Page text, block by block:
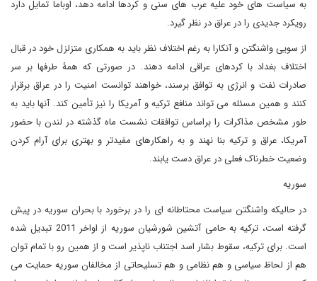
به سیاست های خود علیه عرب های سنی و کردها ادامه دهد، اوباما تمایل دارد
رویکرد جدیدی را در عراق در نظر گیرد.
از سویی واشنگتن و آنکارا به رغم اختلاف نظر باید به همکاری متزلزل خود در قبال
اختلاف بغداد با کردهای عراقی ادامه دهند. در صورتی که همۀ طرفها بر سر
صادرات نفت و انرژی به توافق برسند، خواهند توانست امنیت را در عراق برقرار
کنند و همین مسئله می تواند منافع ترکیه و آمریکا را نیز تأمین کند. آنها باید به
طور مشخص مذاکرات را براساس توافقات نشست ماه گذشته در لندن با حضور
آمریکا، عراق و ترکیه بنا نهند و به راهکارهای مفیدتر و بهتری برای آرام کردن
وضعیت خطرناک فعلی در عراق دست یابند.
سوریه
در حالیکه واشنگتن سیاست محتاطانه ای را در برخورد با بحران سوریه در پیش
گرفته است، ترکیه به حامی آتشین شورشیان سوریه از اواخر 2011 تبدیل شده
است. برای ترکیه، سقوط بشار اسد اجتناب ناپذیر است و از همین رو با تمام توان
هم از لحاظ سیاسی و هم نظامی و هم تسلیحاتی از مخالفان سوریه حمایت می